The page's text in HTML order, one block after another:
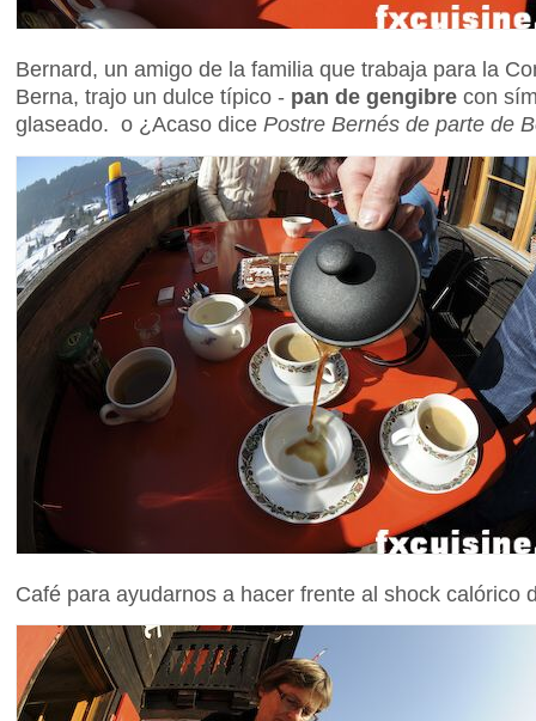
Bernard, un amigo de la familia que trabaja para la
Berna, trajo un dulce típico - pan de gengibre con
glaseado. o ¿Acaso dice Postre Bernés de parte de
Café para ayudarnos a hacer frente al shock calórico